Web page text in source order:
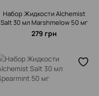
Набор Жидкости Alchemist
Salt 30 мл Marshmelow 50 мг
279 грн